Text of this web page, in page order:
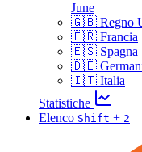
June
🇬🇧 Regno
🇫🇷 Francia
🇪🇸 Spagna
🇩🇪
🇮🇹 Italia
Statistiche
Elenco Shift + 2